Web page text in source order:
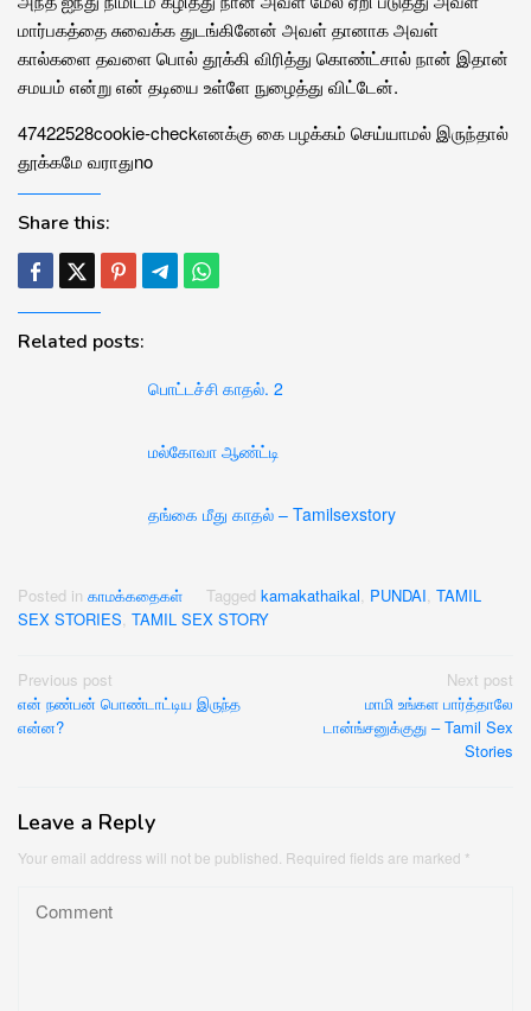
மார்பகத்தை சுவைக்க துடங்கினேன் அவள் தானாக அவள்
கால்களை தவளை பொல் தூக்கி விரித்து கொண்ட்சால் நான் இதான்
சமயம் என்று என் தடியை உள்ளே நுழைத்து விட்டேன்.
47422528cookie-checkஎனக்கு கை பழக்கம் செய்யாமல் இருந்தால்
தூக்கமே வராதுno
Share this:
Related posts:
பொட்டச்சி காதல். 2
மல்கோவா ஆண்ட்டி
தங்கை மீது காதல் – Tamilsexstory
Posted in காமக்கதைகள் Tagged kamakathaikal, PUNDAI, TAMIL
SEX STORIES, TAMIL SEX STORY
Post
navigation
Previous post
என் நண்பன் பொண்டாட்டிய இருந்த
என்ன?
Next post
மாமி உங்கள பார்த்தாலே
டான்ங்சனுக்குது – Tamil Sex
Stories
Leave a Reply
Your email address will not be published. Required fields are marked *